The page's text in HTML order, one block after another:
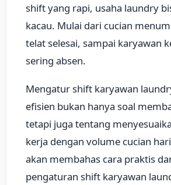
shift yang rapi, usaha laundry
kacau. Mulai dari cucian
telat selesai, sampai karyawan
sering absen.
Mengatur shift karyawan
efisien bukan hanya soal
tetapi juga tentang
kerja dengan volume cucian
akan membahas cara praktis
pengaturan shift karyawan